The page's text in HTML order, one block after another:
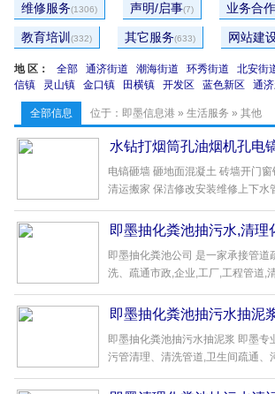
维修服务(1306) 声明/启事(7) 业务合作
教育培训 (332) 其它服务(633) 网站建
地 区： 全部 通济街道 潮海街道 环秀街道 北安街
信镇
灵山镇 金口镇 田横镇 开发区 蓝色新区 通
全部信息 位于： 即墨信息港 » 生活服务 » 其他
水钻打烟筒孔油烟机孔电
电镐砸墙 砸地面混凝土 砖墙开门
清运搬家 保洁修改安装维修上下水
即墨抽化粪池抽污水,清理
即墨抽化粪池公司 是一家承接管
洗、疏通市政,企业,工厂,工程管道,
即墨抽化粪池抽污水抽泥
即墨抽化粪池抽污水抽泥浆 即墨
污管清理、清洗管道,卫生间疏通、